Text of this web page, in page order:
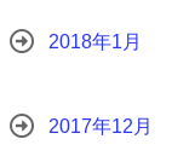
2018年1月
2017年12月